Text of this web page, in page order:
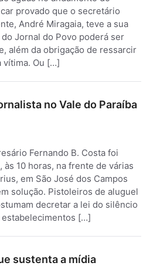
provado que o secretário
André Miragaia, teve a sua
Jornal do Povo poderá ser
além da obrigação de ressarcir
vítima. Ou […]
no Vale do Paraíba
Fernando B. Costa foi
às 10 horas, na frente de várias
em São José dos Campos
solução. Pistoleiros de aluguel
decretar a lei do silêncio
[…]
sustenta a mídia